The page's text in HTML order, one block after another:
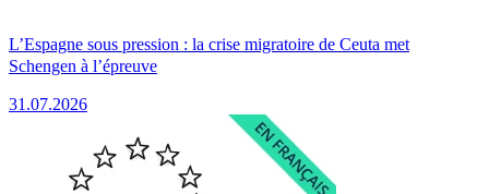
L’Espagne sous pression : la crise migratoire de Ceuta met
Schengen à l’épreuve
31.07.2026